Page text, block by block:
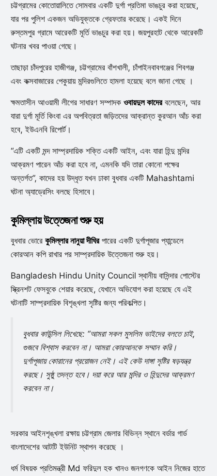
চট্টগ্রামের কোতোয়ালিতে সোমবার একটি দুর্গা প্রতিমা ভাঙচুর করা হয়েছে,
যার পর পুলিশ একজন অভিযুক্তকে গ্রেফতার করেছে। একই দিনে
রুস্তমপুর গ্রামে আরেকটি মূর্তি ভাঙচুর করা হয়। জয়পুরহাট থেকে আরেকটি
ঘটনার খবর পাওয়া গেছে।
তাছাড়া চাঁদপুরের হাজীগঞ্জ, চট্টগ্রামের বাঁশখালী, চাঁপাইনবাবগঞ্জের শিবগঞ্জ
এবং কক্সবাজারের পেকুয়ায় মন্দিরগুলিতে হামলা হয়েছে বলে জানা গেছে ।
ক্ষমতাসীন আওয়ামী লীগের সাধারণ সম্পাদক ওবায়দুল কাদেরবলেছেন, আর
যারা দুর্গা মূর্তি কিংবা এর অপবিত্রতা জড়িতদের আক্রান্ত কুরআন আঁচ করা
হবে, ইউএনবি রিপোর্ট।
“এটি একটি মন্দ সাম্প্রদায়িক শক্তি একটি আইন, এবং যারা হিন্দু মন্দির
আক্রমণ পারেন আঁচ করা হবে না, এমনকি যদি তারা কোনো পক্ষের
অন্তর্গত”, কাদের হয় উদ্ধৃত যখন ঢাকা বুধবার একটি Mahashtami
ঘটনা অ্যাড্রেসিং বলছে হিসাবে।
কুমিল্লায় উত্তেজনা শুরু হয়
বুধবার ভোরে কুমিল্লার নানুয়া দীঘিরপারের একটি দুর্গাপূজার প্যান্ডেলে
কোরআন কপি রাখার পর সাম্প্রদায়িক উত্তেজনা শুরু হয়।
Bangladesh Hindu Unity Council স্থানীয় বাসিন্দার পোস্টের
স্ক্রিনশট ফেসবুকে শেয়ার করেছে, যেখানে অভিযোগ করা হয়েছে যে এই
ঘটনাটি সাম্প্রদায়িক বিশৃঙ্খলা সৃষ্টির জন্য পরিকল্পিত।
বুধবার কাউন্সিল লিখেছে: “আমরা সকল মুসলিম ভাইদের বলতে চাই,
গুজবে বিশ্বাস করবেন না। আমরা কোরআনকে সম্মান করি।
দুর্গাপূজায় কোরানের প্রয়োজন নেই। এই কেউ দাঙ্গা সৃষ্টির ষড়যন্ত্র
করছে। সুষ্ঠু তদন্ত হবে। দয়া করে আর মন্দির ও হিন্দুদের আক্রমণ
করবেন না।
সরকার আইনশৃঙ্খলা রক্ষায় চট্টগ্রাম জেলার বিভিন্ন স্থানে বর্ডার গার্ড
বাংলাদেশের আটটি ইউনিট স্থাপন করেছে ।
ধর্ম বিষয়ক প্রতিমন্ত্রী Md ফরিদুল হক খানও জনগণকে আইন নিজের হাতে